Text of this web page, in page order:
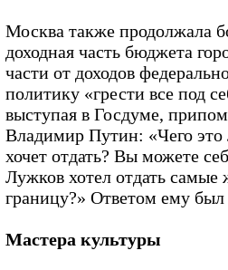
Москва также продолжала
доходная часть бюджета
части от доходов
политику «грести все под
выступая в Госдуме,
Владимир Путин: «Чего
хочет отдать? Вы можете
Лужков хотел отдать
границу?» Ответом ему был
Мастера культуры